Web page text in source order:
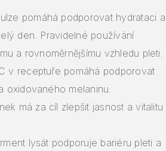
pomáhá podporovat hydrataci a
den. Pravidelné používání
a rovnoměrnějšímu vzhledu pleti.
v receptuře pomáhá podporovat
oxidovaného melaninu.
má za cíl zlepšit jasnost a vitalitu
lysát podporuje bariéru pleti a